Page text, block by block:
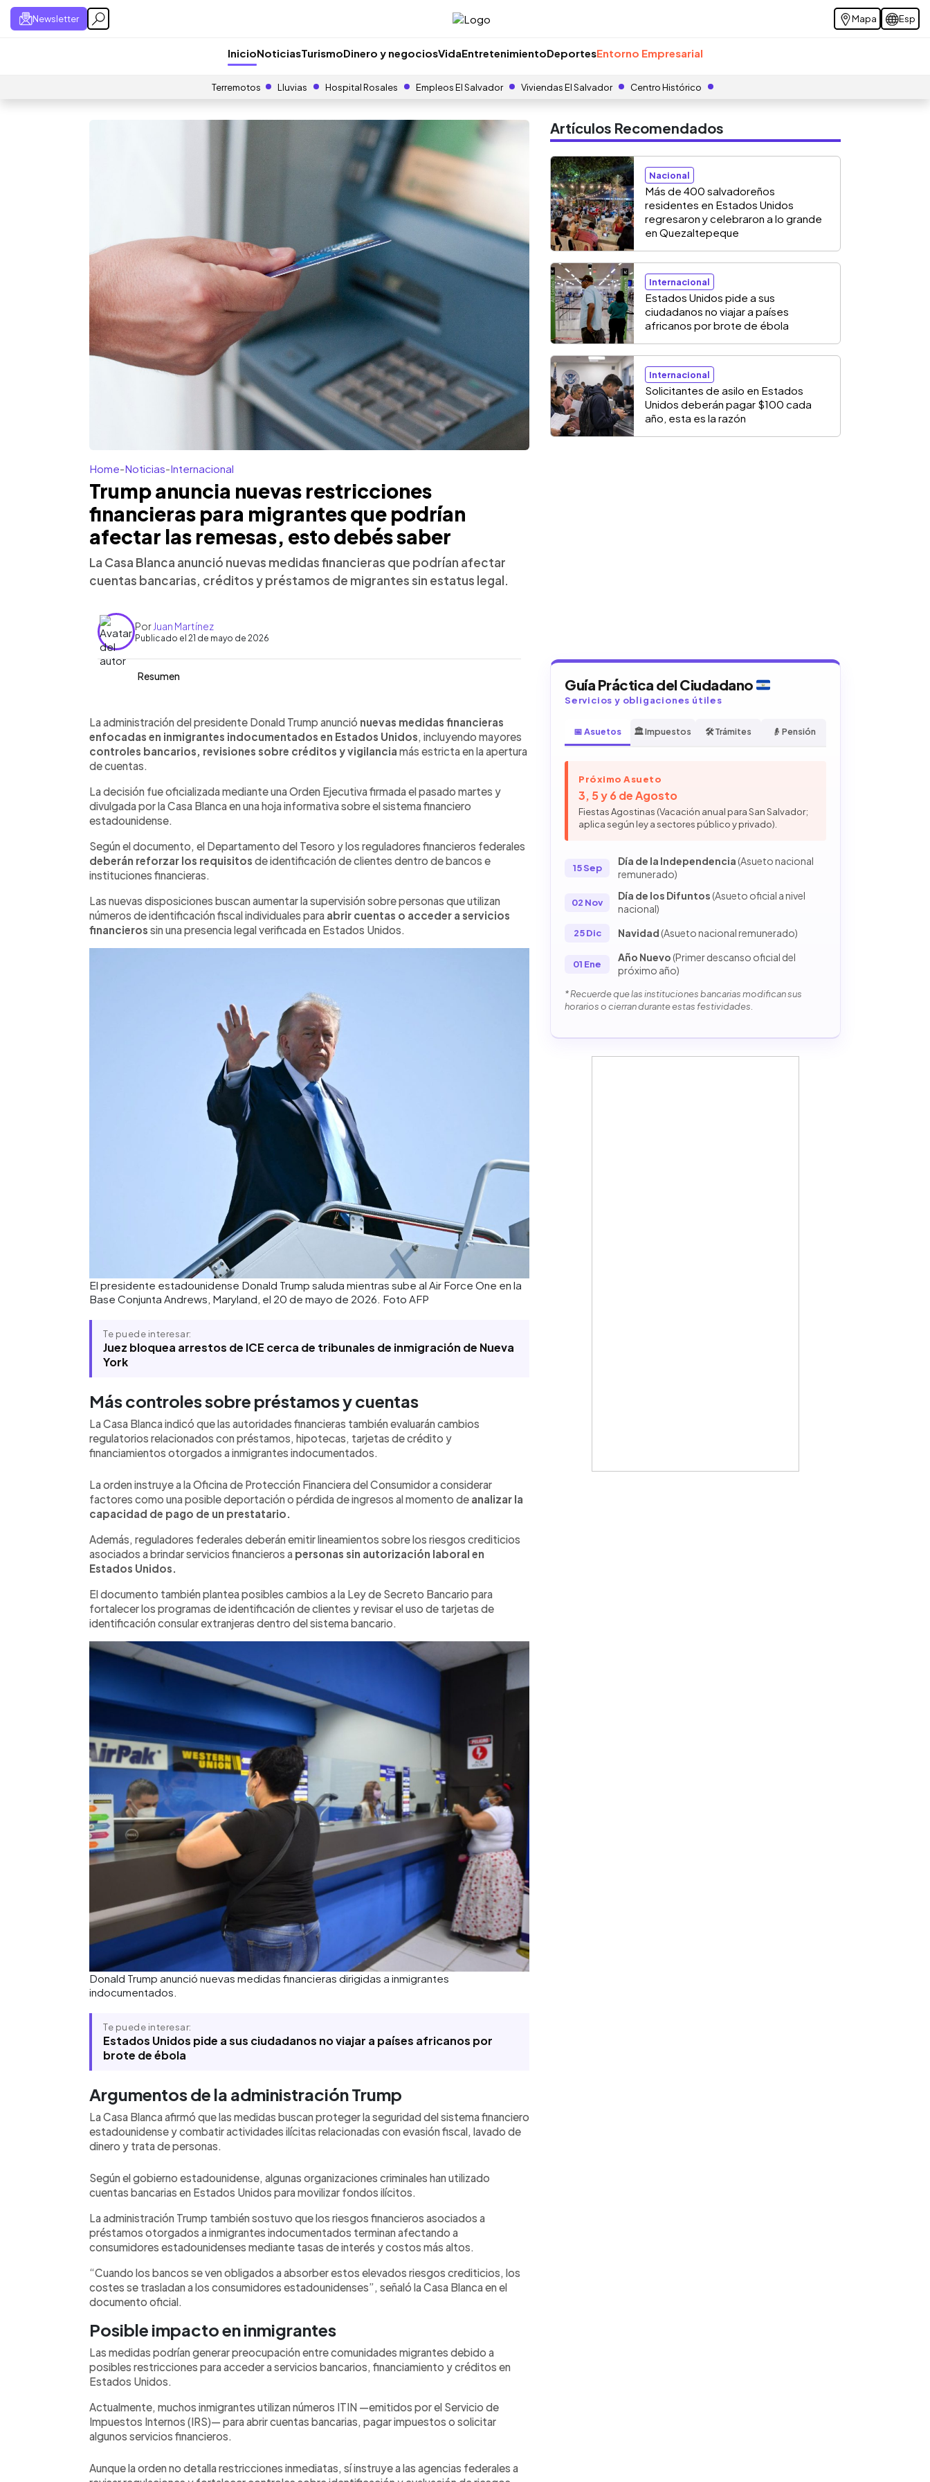
Newsletter Mapa Esp
InicioNoticiasTurismoDinero y negociosVidaEntretenimientoDeportesEntorno Empresarial
Terremotos Lluvias Hospital Rosales Empleos El Salvador Viviendas El Salvador Centro Histórico
Home-Noticias-Internacional
Trump anuncia nuevas restricciones
financieras para migrantes que podrían
afectar las remesas, esto debés saber
La Casa Blanca anunció nuevas medidas financieras que podrían afectar
cuentas bancarias, créditos y préstamos de migrantes sin estatus legal.
Por Juan Martínez
Publicado el 21 de mayo de 2026
Resumen
► Escuchar artículo
La administración de Donald Trump anunció nuevas medidas financieras
dirigidas a inmigrantes indocumentados en Estados Unidos. La Orden
Ejecutiva firmada por la Casa Blanca busca reforzar controles bancarios,
fortalecer requisitos de identificación y revisar préstamos, hipotecas y
laboral. Las autoridades también evaluarán riesgos relacionados con
deportación y pérdida de ingresos al momento de aprobar créditos. El
gobierno estadounidense argumenta que las medidas buscan combatir
podrían impactar el acceso de inmigrantes a cuentas bancarias,
financiamientos y otros servicios financieros en Estados Unidos.
La administración del presidente Donald Trump anunció nuevas medidas financieras
enfocadas en inmigrantes indocumentados en Estados Unidos, incluyendo mayores
controles bancarios, revisiones sobre créditos y vigilancia más estricta en la apertura
de cuentas.
La decisión fue oficializada mediante una Orden Ejecutiva firmada el pasado martes y
divulgada por la Casa Blanca en una hoja informativa sobre el sistema financiero
estadounidense.
Según el documento, el Departamento del Tesoro y los reguladores financieros federales
deberán reforzar los requisitos de identificación de clientes dentro de bancos e
instituciones financieras.
Las nuevas disposiciones buscan aumentar la supervisión sobre personas que utilizan
números de identificación fiscal individuales para abrir cuentas o acceder a servicios
financieros sin una presencia legal verificada en Estados Unidos.
El presidente estadounidense Donald Trump saluda mientras sube al Air Force One en la
Base Conjunta Andrews, Maryland, el 20 de mayo de 2026. Foto AFP
Te puede interesar:
Juez bloquea arrestos de ICE cerca de tribunales de inmigración de Nueva
York
Más controles sobre préstamos y cuentas
La Casa Blanca indicó que las autoridades financieras también evaluarán cambios
regulatorios relacionados con préstamos, hipotecas, tarjetas de crédito y
financiamientos otorgados a inmigrantes indocumentados.
La orden instruye a la Oficina de Protección Financiera del Consumidor a considerar
factores como una posible deportación o pérdida de ingresos al momento de analizar la
capacidad de pago de un prestatario.
Además, reguladores federales deberán emitir lineamientos sobre los riesgos crediticios
asociados a brindar servicios financieros a personas sin autorización laboral en
Estados Unidos.
El documento también plantea posibles cambios a la Ley de Secreto Bancario para
fortalecer los programas de identificación de clientes y revisar el uso de tarjetas de
identificación consular extranjeras dentro del sistema bancario.
Donald Trump anunció nuevas medidas financieras dirigidas a inmigrantes
indocumentados.
Te puede interesar:
Estados Unidos pide a sus ciudadanos no viajar a países africanos por
brote de ébola
Argumentos de la administración Trump
La Casa Blanca afirmó que las medidas buscan proteger la seguridad del sistema financiero
estadounidense y combatir actividades ilícitas relacionadas con evasión fiscal, lavado de
dinero y trata de personas.
Según el gobierno estadounidense, algunas organizaciones criminales han utilizado
cuentas bancarias en Estados Unidos para movilizar fondos ilícitos.
La administración Trump también sostuvo que los riesgos financieros asociados a
préstamos otorgados a inmigrantes indocumentados terminan afectando a
consumidores estadounidenses mediante tasas de interés y costos más altos.
“Cuando los bancos se ven obligados a absorber estos elevados riesgos crediticios, los
costes se trasladan a los consumidores estadounidenses”, señaló la Casa Blanca en el
documento oficial.
Posible impacto en inmigrantes
Las medidas podrían generar preocupación entre comunidades migrantes debido a
posibles restricciones para acceder a servicios bancarios, financiamiento y créditos en
Estados Unidos.
Actualmente, muchos inmigrantes utilizan números ITIN —emitidos por el Servicio de
Impuestos Internos (IRS)— para abrir cuentas bancarias, pagar impuestos o solicitar
algunos servicios financieros.
Aunque la orden no detalla restricciones inmediatas, sí instruye a las agencias federales a
Artículos Recomendados
Nacional
Más de 400 salvadoreños
residentes en Estados Unidos
regresaron y celebraron a lo grande
en Quezaltepeque
Internacional
Estados Unidos pide a sus
ciudadanos no viajar a países
africanos por brote de ébola
Internacional
Solicitantes de asilo en Estados
Unidos deberán pagar $100 cada
año, esta es la razón
Guía Práctica del Ciudadano
Servicios y obligaciones útiles
📅 Asuetos 🏛️ Impuestos 🛠️ Trámites 👴 Pensión
Próximo Asueto
3, 5 y 6 de Agosto
Fiestas Agostinas (Vacación anual para San Salvador;
aplica según ley a sectores público y privado).
15 Sep
Día de la Independencia(Asueto nacional
remunerado)
02 Nov
Día de los Difuntos(Asueto oficial a nivel
nacional)
25 Dic Navidad(Asueto nacional remunerado)
01 Ene
Año Nuevo(Primer descanso oficial del
próximo año)
* Recuerde que las instituciones bancarias modifican sus
horarios o cierran durante estas festividades.